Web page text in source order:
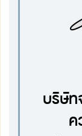
บริษัท
ค